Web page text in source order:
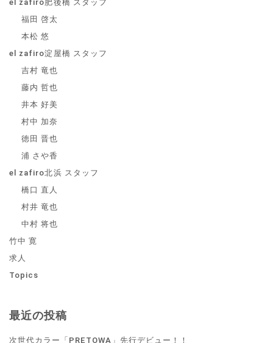
el zafiro肥後橋 スタッフ
福田 啓太
本松 悠
el zafiro淀屋橋 スタッフ
吉村 竜也
藤内 哲也
井本 好美
村中 加奈
徳田 晋也
浦 さや香
el zafiro北浜 スタッフ
橋口 直人
村井 竜也
中村 将也
竹中 寛
求人
Topics
最近の投稿
次世代カラー「PRETOWA」先行デビュー！！